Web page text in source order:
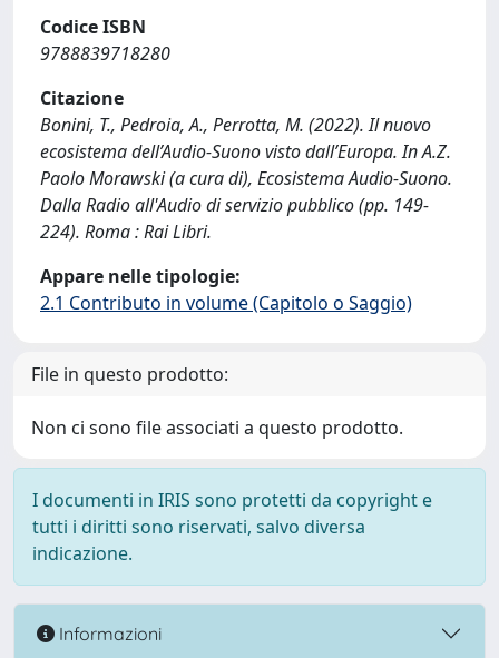
Codice ISBN
9788839718280
Citazione
Bonini, T., Pedroia, A., Perrotta, M. (2022). Il nuovo
ecosistema dell’Audio-Suono visto dall’Europa. In A.Z.
Paolo Morawski (a cura di), Ecosistema Audio-Suono.
Dalla Radio all'Audio di servizio pubblico (pp. 149-
224). Roma : Rai Libri.
Appare nelle tipologie:
2.1 Contributo in volume (Capitolo o Saggio)
File in questo prodotto:
Non ci sono file associati a questo prodotto.
I documenti in IRIS sono protetti da copyright e
tutti i diritti sono riservati, salvo diversa
indicazione.
Informazioni